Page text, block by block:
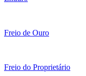
Freio de Ouro
Freio do Proprietário